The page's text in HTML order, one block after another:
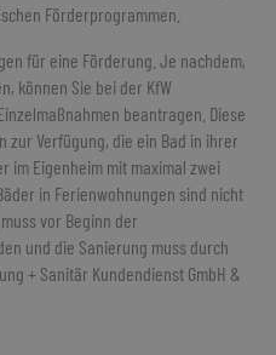
Förderprogrammen.
für eine Förderung. Je nachdem,
können Sie bei der KfW
beantragen. Diese
Verfügung, die ein Bad in ihrer
im Eigenheim mit maximal zwei
in Ferienwohnungen sind nicht
vor Beginn der
und die Sanierung muss durch
+ Sanitär Kundendienst GmbH &